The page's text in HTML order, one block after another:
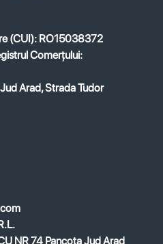
(CUI): RO15038372
Comerțului:
Arad, Strada Tudor
NR 74 Pancota Jud Arad